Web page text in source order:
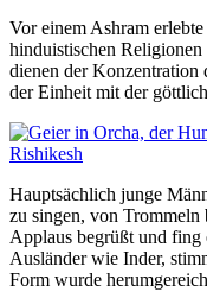
Vor einem Ashram
hinduistischen
dienen der Konzentration
der Einheit mit der
Hauptsächlich junge
zu singen, von
Applaus begrüßt und fing
Ausländer wie Inder,
Form wurde